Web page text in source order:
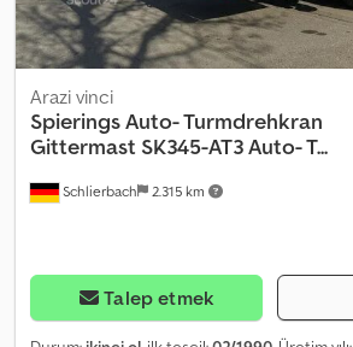
Schlierbach 2.315 km
Arazi vinci
SpieringsAuto- Turmdrehkran
Gittermast SK345-AT3 Auto- T...
Talep etmek